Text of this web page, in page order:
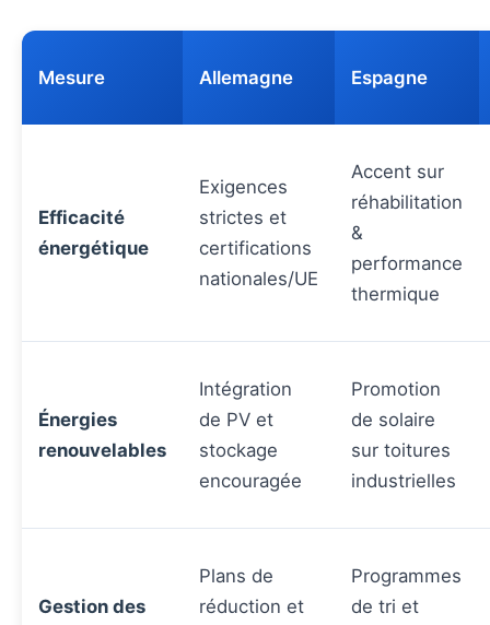
Mesure Allemagne Espagne
Efficacité
énergétique
Exigences
strictes et
certifications
nationales/UE
Accent sur
réhabilitation
&
performance
thermique
Énergies
renouvelables
Intégration
de PV et
stockage
encouragée
Promotion
de solaire
sur toitures
industrielles
Gestion des
Plans de
réduction et
Programmes
de tri et